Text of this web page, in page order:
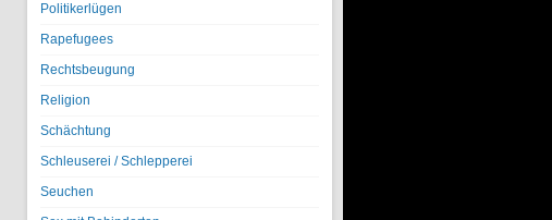
Politikerlügen
Rapefugees
Rechtsbeugung
Religion
Schächtung
Schleuserei / Schlepperei
Seuchen